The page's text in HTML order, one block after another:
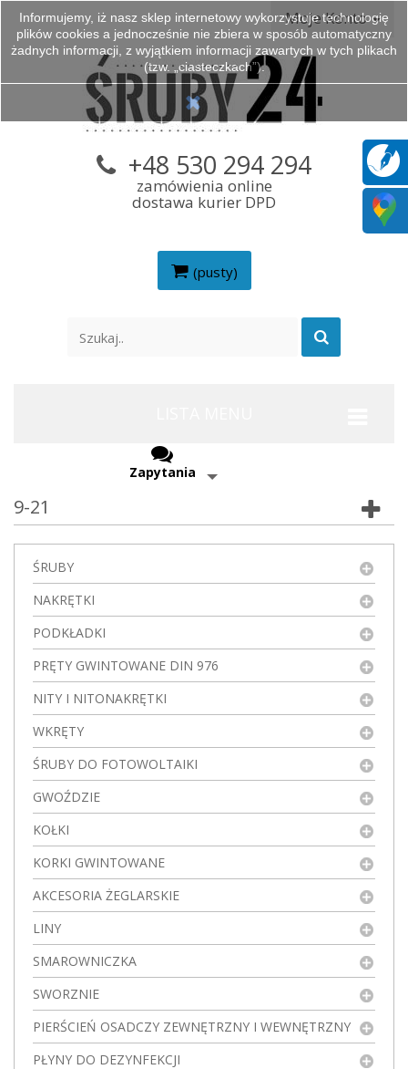
Moje Konto
(pusty)
+48 530 294 294
zamówienia online
dostawa kurier DPD
Zapytania
9-21
ŚRUBY
NAKRĘTKI
PODKŁADKI
PRĘTY GWINTOWANE DIN 976
NITY I NITONAKRĘTKI
WKRĘTY
ŚRUBY DO FOTOWOLTAIKI
GWOŹDZIE
KOŁKI
KORKI GWINTOWANE
AKCESORIA ŻEGLARSKIE
LINY
SMAROWNICZKA
SWORZNIE
PIERŚCIEŃ OSADCZY ZEWNĘTRZNY I WEWNĘTRZNY
PŁYNY DO DEZYNFEKCJI
Informujemy, iż nasz sklep internetowy wykorzystuje technologię
plików cookies a jednocześnie nie zbiera w sposób automatyczny
żadnych informacji, z wyjątkiem informacji zawartych w tych plikach
(tzw. „ciasteczkach”).